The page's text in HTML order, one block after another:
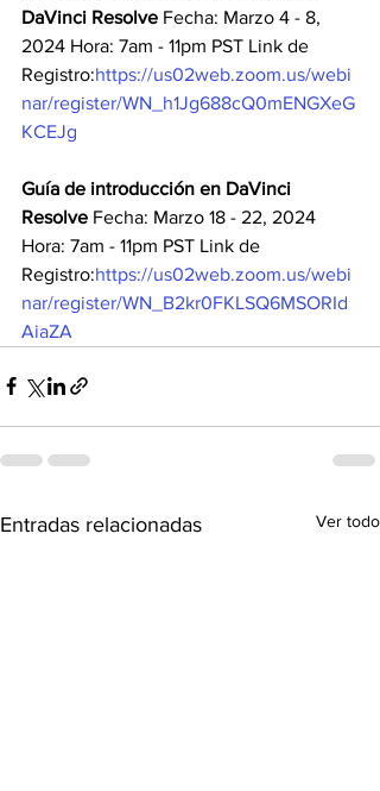
DaVinci Resolve Fecha: Marzo 4 - 8,
2024 Hora: 7am - 11pm PST Link de
Registro:https://us02web.zoom.us/webi
nar/register/WN_h1Jg688cQ0mENGXeG
KCEJg
Guía de introducción en DaVinci
Resolve Fecha: Marzo 18 - 22, 2024
Hora: 7am - 11pm PST Link de
Registro:https://us02web.zoom.us/webi
nar/register/WN_B2kr0FKLSQ6MSORId
AiaZA
Entradas relacionadas Ver todo